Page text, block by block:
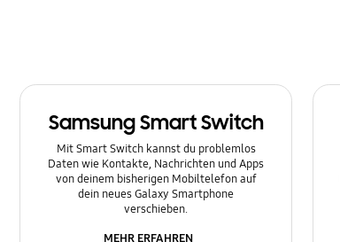
Ton
Samsung Smart Switch
Mit Smart Switch kannst du problemlos
Daten wie Kontakte, Nachrichten und Apps
von deinem bisherigen Mobiltelefon auf
dein neues Galaxy Smartphone
verschieben.
MEHR ERFAHREN